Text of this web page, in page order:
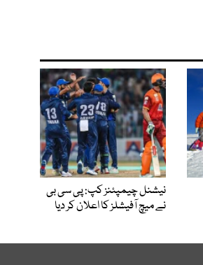
نیشنل چیمپئنز کپ: پی سی بی
نے میچ آفیشلز کا اعلان کر دیا